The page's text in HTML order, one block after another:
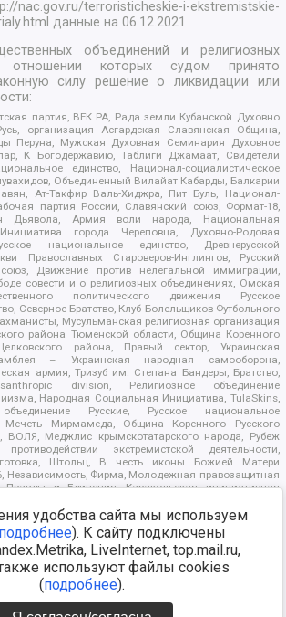
nac.gov.ru/terroristicheskie-i-ekstremistskie-
данные на06.12.2021
объединений и религиозных
отношении которых судом принято
силу решение о ликвидации или
партия, ВЕК РА, Рада земли Кубанской Духовно
организация Асгардская Славянская Община,
Перуна, Мужская Духовная Семинария Духовное
К Богодержавию, Таблиги Джамаат, Свидетели
единство, Национал-социалистическое
Объединенный Вилайат Кабарды, Балкарии
Ат-Такфир Валь-Хиджра, Пит Буль, Национал-
партия России, Славянский союз, Формат-18,
Дьявола, Армия воли народа, Национальная
города Череповца, Духовно-Родовая
национальное единство, Древнерусской
Православных Староверов-Инглингов, Русский
Движение против нелегальной иммиграции,
совести и о религиозных объединениях, Омская
политического движения Русское
Северное Братство, Клуб Болельщиков Футбольного
Мусульманская религиозная организация
района Тюменской области, Община Коренного
района, Правый сектор, Украинская
– Украинская народная самооборона,
армия, Тризуб им. Степана Бандеры, Братство,
division, Религиозное объединение
Народная Социальная Инициатива, TulaSkins,
объединение Русские, Русское национальное
Мечеть Мирмамеда, Община Коренного Русского
ВОЛЯ, Меджлис крымскотатарского народа, Рубеж
экстремистской деятельности,
Штольц, В честь иконы Божией Матери
Независимость, Фирма, Молодежная правозащитная
и Единения, Каракольская инициативная
пансионат Ак Умут, Русская республика Русь,
единство, Башкорт, Нация и свобода, W.H.С., Фалунь
Патриотический клуб-Новокузнецк/РПК,
союз, Фонд борьбы с коррупцией, Фонд защиты прав
Совет граждан СССР Прикубанского округа г.
ru/documents/7822/
удобства сайта мы используем
). К сайту подключены
LiveInternet, top.mail.ru,
используют файлы cookies
(подробнее).